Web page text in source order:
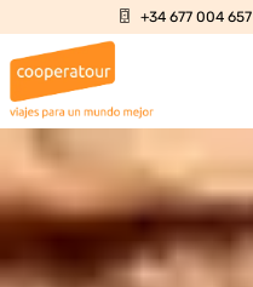
+34 677 004 657